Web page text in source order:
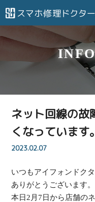
ネット回線の故
くなっています。
2023.02.07
いつもアイフォンドク
ありがとうございます。
本日2月7日から店舗の